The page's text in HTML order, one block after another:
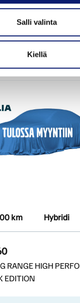
Salli valinta
Kiellä
RANGE PLUS BRIGHT
km Hybridi
RANGE HIGH
EDITION